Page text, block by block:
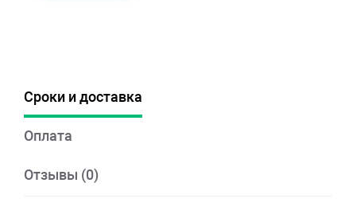
Сроки и доставка
Оплата
Отзывы (0)